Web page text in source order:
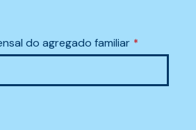
do agregado familiar *